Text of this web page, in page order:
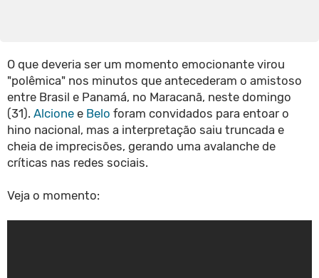
O que deveria ser um momento emocionante virou
"polêmica" nos minutos que antecederam o amistoso
entre Brasil e Panamá, no Maracanã, neste domingo
(31). Alcione e Belo foram convidados para entoar o
hino nacional, mas a interpretação saiu truncada e
cheia de imprecisões, gerando uma avalanche de
críticas nas redes sociais.
Veja o momento: